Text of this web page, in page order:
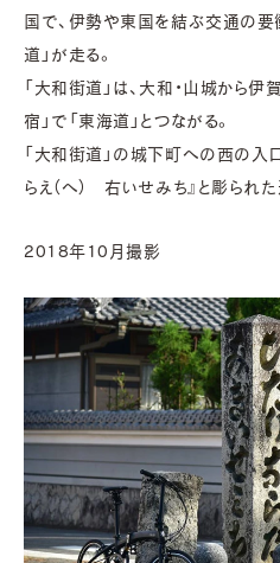
国で、伊勢や東国を結ぶ交通の要
道」が走る。
「大和街道」は、大和・山城から
宿」で「東海道」とつながる。
「大和街道」の城下町への西の入
らえ（へ） 右いせみち』と彫られ
2018年10月撮影